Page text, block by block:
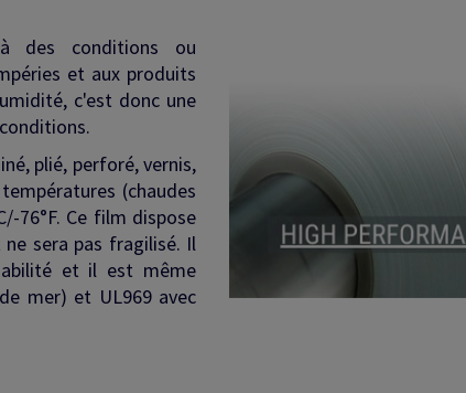
des conditions ou
et aux produits
c'est donc une
plié, perforé, vernis,
(chaudes
76°F. Ce film dispose
sera pas fragilisé. Il
et il est même
mer) et UL969 avec